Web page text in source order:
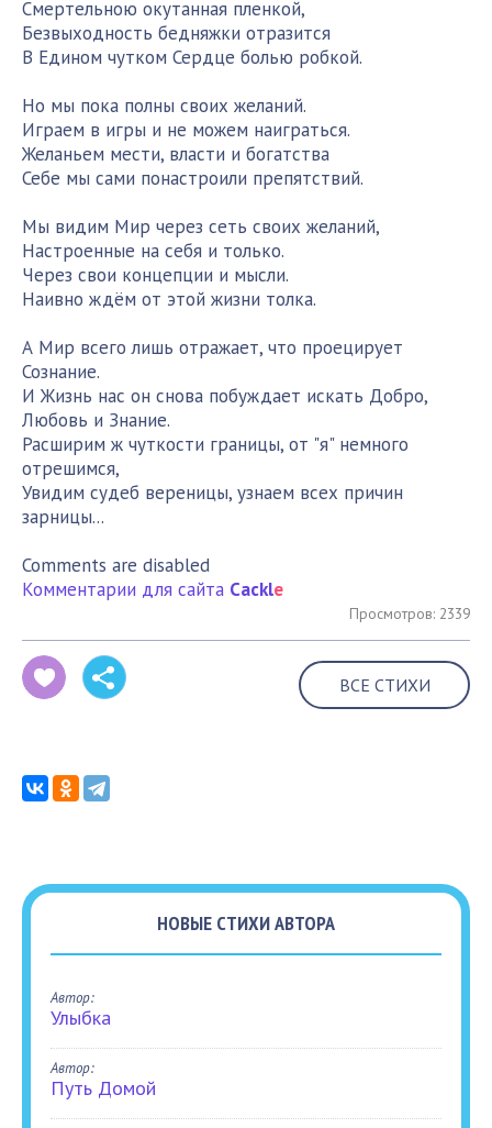
Смертельною окутанная пленкой,
Безвыходность бедняжки отразится
В Едином чутком Сердце болью робкой.
Но мы пока полны своих желаний.
Играем в игры и не можем наиграться.
Желаньем мести, власти и богатства
Себе мы сами понастроили препятствий.
Мы видим Мир через сеть своих желаний,
Настроенные на себя и только.
Через свои концепции и мысли.
Наивно ждём от этой жизни толка.
А Мир всего лишь отражает, что проецирует
Сознание.
И Жизнь нас он снова побуждает искать Добро,
Любовь и Знание.
Расширим ж чуткости границы, от "я" немного
отрешимся,
Увидим судеб вереницы, узнаем всех причин
зарницы...
Comments are disabled
Комментарии для сайта Cackle
Просмотров: 2339
ВСЕ СТИХИ
НОВЫЕ СТИХИ АВТОРА
Автор:
Улыбка
Автор:
Путь Домой